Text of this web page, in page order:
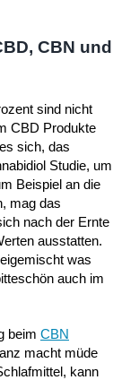
CBN und
sind nicht
CBD Produkte
sich, das
Studie, um
Beispiel an die
mag das
nach der Ernte
ausstatten.
was
auch im
beim CBN
macht müde
kann